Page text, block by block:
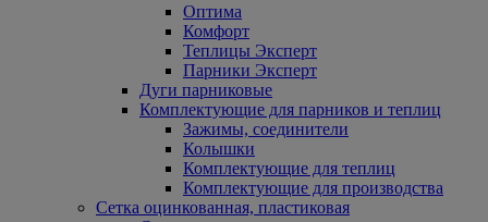
Оптима
Комфорт
Теплицы Эксперт
Парники Эксперт
Дуги парниковые
Комплектующие для парников и теплиц
Зажимы, соединители
Колышки
Комплектующие для теплиц
Комплектующие для производства
Сетка оцинкованная, пластиковая